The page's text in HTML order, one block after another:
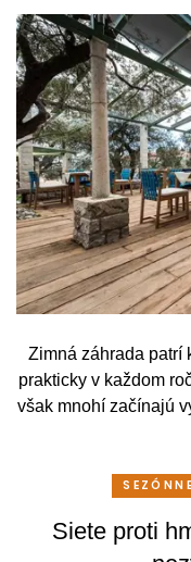
Zimná záhrada patrí
prakticky v každom
však mnohí začínajú
stačí relatívne málo.
pohodlne a
Siete proti